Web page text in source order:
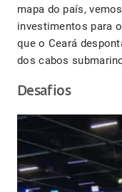
mapa do país,
investimentos para
que o Ceará
dos cabos
Desafios